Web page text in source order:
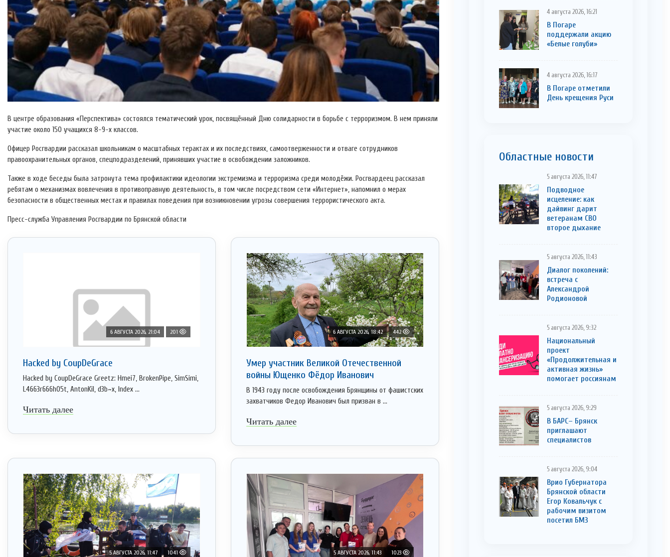
В центре образования «Перспектива» состоялся тематический урок, посвящённый Дню солидарности в борьбе с терроризмом. В нем приняли
участие около 150 учащихся 8-9-х классов.
Офицер Росгвардии рассказал школьникам о масштабных терактах и их последствиях, самоотверженности и отваге сотрудников
правоохранительных органов, спецподразделений, принявших участие в освобождении заложников.
Также в ходе беседы была затронута тема профилактики идеологии экстремизма и терроризма среди молодёжи. Росгвардеец рассказал
ребятам о механизмах вовлечения в противоправную деятельность, в том числе посредством сети «Интернет», напомнил о мерах
безопасности в общественных местах и правилах поведения при возникновении угрозы совершения террористического акта.
Пресс-служба Управления Росгвардии по Брянской области
6 АВГУСТА 2026, 21:04 201
Hacked by CoupDeGrace
Hacked by CoupDeGrace Greetz: Hmei7, BrokenPipe, SimSimi,
L4663r666h05t, AntonKil, d3b~x, Index ...
Читать далее
6 АВГУСТА 2026, 18:42 442
Умер участник Великой Отечественной
войны Ющенко Фёдор Иванович
В 1943 году после освобождения Брянщины от фашистских
захватчиков Федор Иванович был призван в ...
Читать далее
5 АВГУСТА 2026, 11:47 1041 5 АВГУСТА 2026, 11:43 1023
4 августа 2026, 16:21
В Погаре
поддержали акцию
«Белые голуби»
4 августа 2026, 16:17
В Погаре отметили
День крещения Руси
Областные новости
5 августа 2026, 11:47
Подводное
исцеление: как
дайвинг дарит
ветеранам СВО
второе дыхание
5 августа 2026, 11:43
Диалог поколений:
встреча с
Александрой
Родионовой
5 августа 2026, 9:32
Национальный
проект
«Продолжительная и
активная жизнь»
помогает россиянам
5 августа 2026, 9:29
В БАРС– Брянcк
приглaшают
cпециaлистoв
5 августа 2026, 9:04
Врио Губернатора
Брянской области
Егор Ковальчук с
рабочим визитом
посетил БМЗ